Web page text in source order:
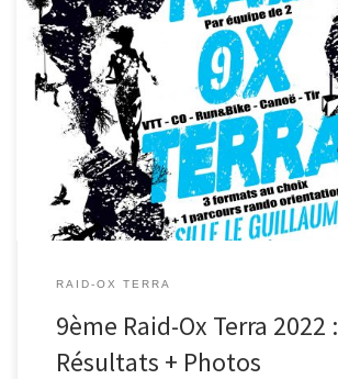
Voila, le 9ème Raid-Ox Terra a enfin eu lieu ce
sous un beau soleil à Sillé le […]
RAID-OX TERRA
9ème Raid-Ox Terra 2022 :
Résultats + Photos